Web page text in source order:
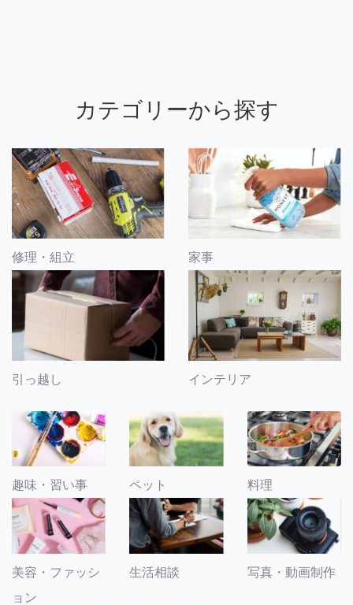
カテゴリーから探す
修理・組立 家事
引っ越し インテリア
趣味・習い事 ペット 料理
美容・ファッシ
ョン
生活相談 写真・動画制作